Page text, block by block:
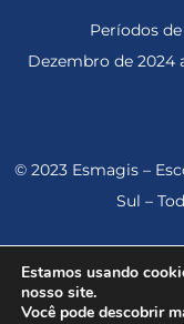
Períodos de
Dezembro de 2024
© 2023 Esmagis –
Sul –
Estamos usando
nosso site.
Você pode descobrir